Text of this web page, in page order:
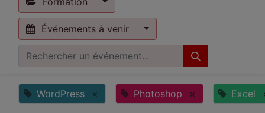
Événements à venir
WordPress × Photoshop × Excel